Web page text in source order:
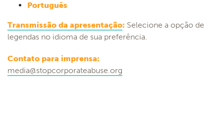
Português
Transmissão da apresentação: Selecione a opção de
legendas no idioma de sua preferência.
Contato para imprensa:
media@stopcorporateabuse.org